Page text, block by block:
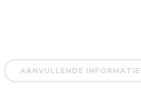
AANVULLENDE INFORMATIE